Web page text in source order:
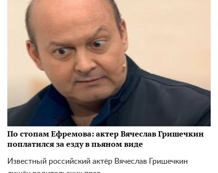
По стопам Ефремова: актер Вячеслав Гришечкин
поплатился за езду в пьяном виде
Известный российский актёр Вячеслав Гришечкин